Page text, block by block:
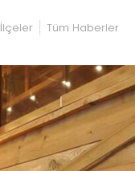
İlçeler Tüm Haberler